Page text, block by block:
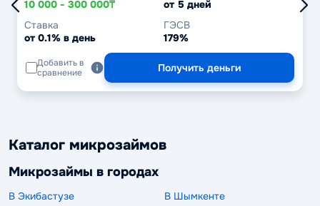
10 000 - 300 000₸
от 5 дней
Ставка
от 0.1% в день
ГЭСВ
179%
Добавить в
сравнение
Получить деньги
Каталог микрозаймов
Микрозаймы в городах
В Экибастузе
В Шымкенте